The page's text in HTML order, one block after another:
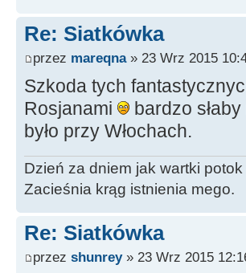
Re: Siatkówka
przez mareqna» 23 Wrz 2015
Szkoda tych
Rosjanami
bardzo
było przy Włochach.
Dzień za dniem jak wartki
Zacieśnia krąg istnienia mego.
Re: Siatkówka
przez shunrey» 23 Wrz 2015